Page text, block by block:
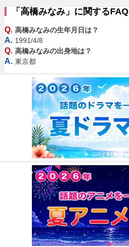
「高橋みなみ」に関するFAQ
Q. 高橋みなみの生年月日は？
A. 1991/4/8
Q. 高橋みなみの出身地は？
A. 東京都